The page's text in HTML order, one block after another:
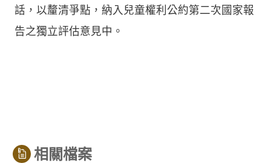
話，以釐清爭點，納入兒童權利公約第二次國家報
告之獨立評估意見中。
相關檔案